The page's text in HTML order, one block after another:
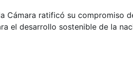
Cámara ratificó su compromiso
el desarrollo sostenible de la